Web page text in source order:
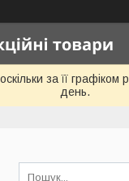
за її
день.